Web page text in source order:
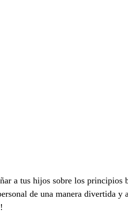
a tus hijos sobre los principios
de una manera divertida y